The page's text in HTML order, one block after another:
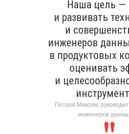
Наша цель —
и развивать
и
инженеров
в продуктовых
оценивать
и
Петров Максим,
инженеров